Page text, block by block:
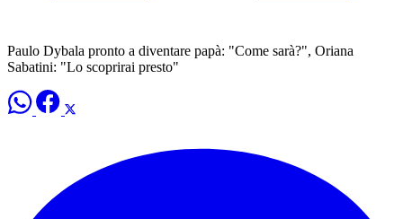
Paulo Dybala pronto a diventare papà: "Come sarà?", Oriana
Sabatini: "Lo scoprirai presto"